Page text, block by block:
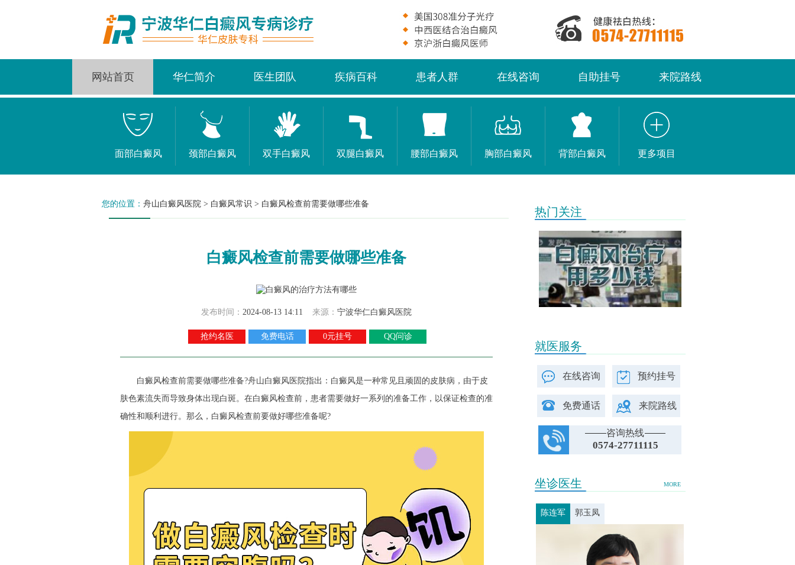
网站首页 华仁简介 医生团队 疾病百科 患者人群 在线咨询 自助挂号 来院路线
面部白癜风 颈部白癜风 双手白癜风 双腿白癜风 腰部白癜风 胸部白癜风 背部白癜风 更多项目
您的位置： 舟山白癜风医院 > 白癜风常识 > 白癜风检查前需要做哪些准备
白癜风检查前需要做哪些准备
发布时间： 2024-08-13 14:11 来源： 宁波华仁白癜风医院
抢约名医 免费电话 0元挂号 QQ问诊
白癜风检查前需要做哪些准备?舟山白癜风医院指出：白癜风是一种常见且顽固的皮肤病，由于皮
肤色素流失而导致身体出现白斑。在白癜风检查前，患者需要做好一系列的准备工作，以保证检查的准
确性和顺利进行。那么，白癜风检查前要做好哪些准备呢?
热门关注
就医服务
在线咨询 预约挂号
免费通话 来院路线
咨询热线
0574-27711115
MORE
坐诊医生
陈连军 郭玉凤